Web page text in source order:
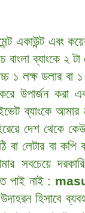
একাউন্ট এবং
ব্যাংকে ২ টা
১ লক্ষ ডলার বা ১
উপার্জন করা
ব্যাংকে
দেশ থেকে কেউ
বা লেটার বা
সবচেয়ে
পাই নাই :
হিসাবে